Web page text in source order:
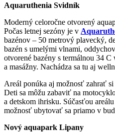
Aquaruthenia Svidník
Moderný celoročne otvorený
Počas letnej sezóny je v
bazénov – 50 metrový plavecký,
bazén s umelými vlnami,
otvorené bazény s termálnou 34
a masážny. Nachádza sa tu aj
Areál ponúka aj možnosť zahrať
Deti sa môžu zabaviť na
a detskom ihrisku. Súčasťou
možnosť ubytovať sa priamo v
Nový aquapark Lipany